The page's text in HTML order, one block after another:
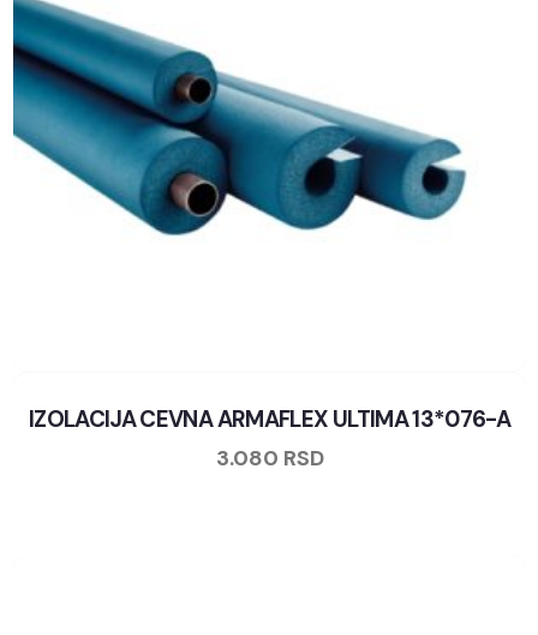
IZOLACIJA CEVNA ARMAFLEX ULTIMA 13*076-A
3.080 RSD